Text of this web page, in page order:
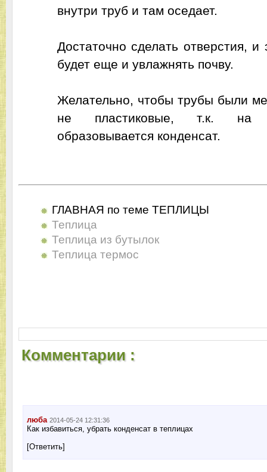
внутри труб и там оседает.
Достаточно сделать отверстия, и
будет еще и увлажнять почву.
Желательно, чтобы трубы были
не пластиковые, т.к.
образовывается конденсат.
ГЛАВНАЯ по теме ТЕПЛИЦЫ
Теплица
Теплица из бутылок
Теплица термос
Комментарии :
люба 2014-05-24 12:31:36
Как избавиться, убрать конденсат в теплицах
[Ответить]